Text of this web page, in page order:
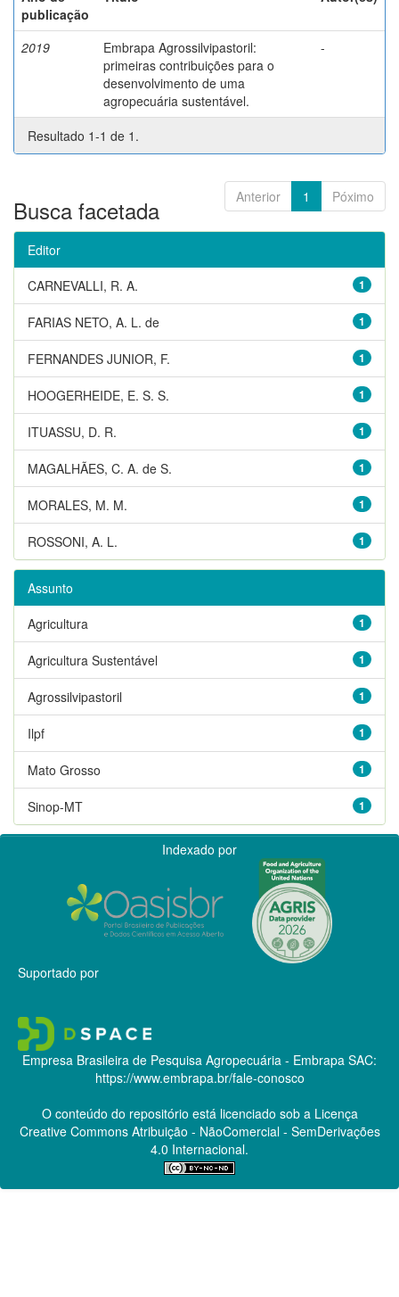
publicação
2019
Embrapa Agrossilvipastoril:
primeiras contribuições para o
desenvolvimento de uma
agropecuária sustentável.
-
Resultado 1-1 de 1.
Anterior 1 Póximo
Busca facetada
Editor
1
CARNEVALLI, R. A.
1
FARIAS NETO, A. L. de
1
FERNANDES JUNIOR, F.
1
HOOGERHEIDE, E. S. S.
1
ITUASSU, D. R.
1
MAGALHÃES, C. A. de S.
1
MORALES, M. M.
1
ROSSONI, A. L.
Assunto
1
Agricultura
1
Agricultura Sustentável
1
Agrossilvipastoril
1
Ilpf
1
Mato Grosso
1
Sinop-MT
Indexado por
Suportado por
Empresa Brasileira de Pesquisa Agropecuária - Embrapa SAC:
https://www.embrapa.br/fale-conosco
O conteúdo do repositório está licenciado sob a Licença
Creative CommonsAtribuição - NãoComercial - SemDerivações
4.0 Internacional.